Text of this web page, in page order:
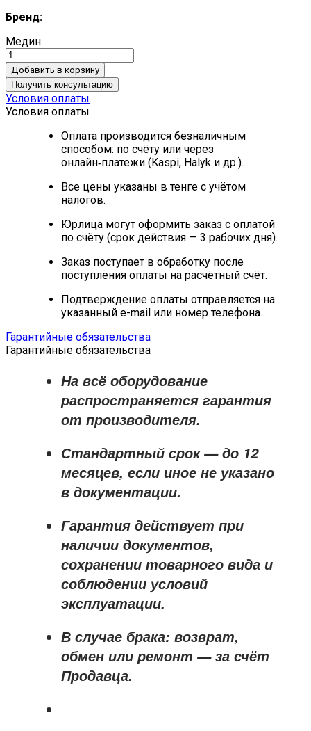
Бренд:
Медин
Добавить в корзину
Получить консультацию
Условия оплаты
Условия оплаты
Оплата производится безналичным
способом: по счёту или через
онлайн‑платежи (Kaspi, Halyk и др.).
Все цены указаны в тенге с учётом
налогов.
Юрлица могут оформить заказ с оплатой
по счёту (срок действия — 3 рабочих дня).
Заказ поступает в обработку после
поступления оплаты на расчётный счёт.
Подтверждение оплаты отправляется на
указанный e-mail или номер телефона.
Гарантийные обязательства
Гарантийные обязательства
На всё оборудование
распространяется гарантия
от производителя.
Стандартный срок — до 12
месяцев, если иное не указано
в документации.
Гарантия действует при
наличии документов,
сохранении товарного вида и
соблюдении условий
эксплуатации.
В случае брака: возврат,
обмен или ремонт —за счёт
Продавца.